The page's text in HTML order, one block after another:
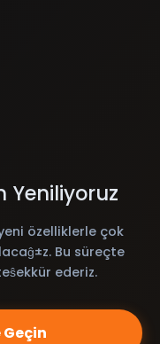
Yeniliyoruz
özelliklerle çok
Bu süreçte
ederiz.